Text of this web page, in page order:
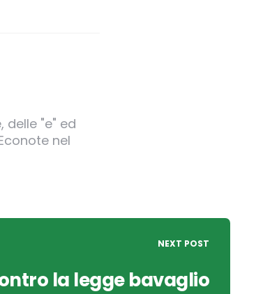
"e" ed
nel
NEXT POST
la legge bavaglio